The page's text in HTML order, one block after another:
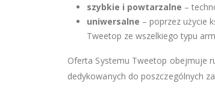
szybkie i powtarzalne –
uniwersalne – poprzez użycie
Tweetop ze wszelkiego typu
Oferta Systemu Tweetop obejmuje
dedykowanych do poszczególnych